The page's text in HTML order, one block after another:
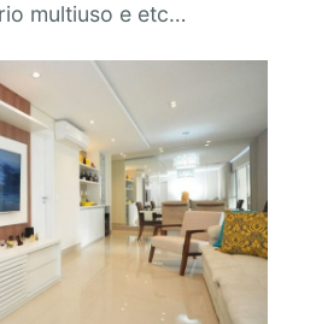
multiuso e etc…